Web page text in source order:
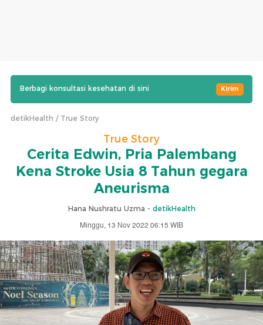
Berbagi konsultasi kesehatan di sini Kirim
detikHealth True Story
True Story
Cerita Edwin, Pria Palembang
Kena Stroke Usia 8 Tahun gegara
Aneurisma
Hana Nushratu Uzma - detikHealth
Minggu, 13 Nov 2022 06:15 WIB